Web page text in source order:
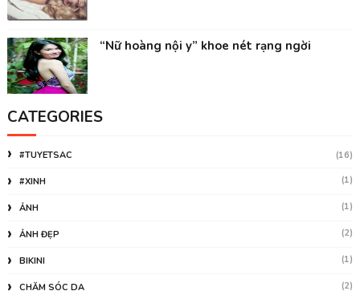
“Nữ hoàng nội y” khoe nét rạng ngời
CATEGORIES
#TUYETSAC (16)
#XINH (1)
ẢNH (1)
ẢNH ĐẸP (2)
BIKINI (1)
CHĂM SÓC DA (2)